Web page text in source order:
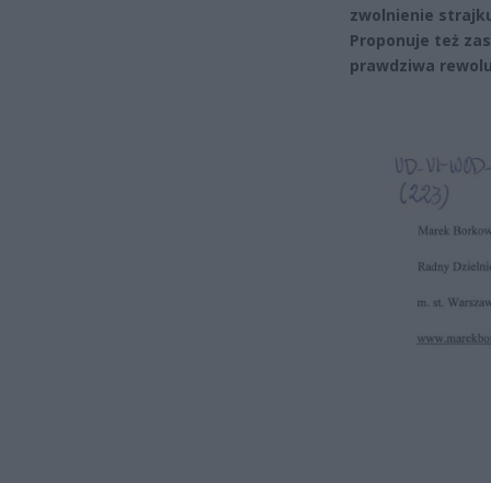
zwolnienie
Proponuje też
prawdziwa